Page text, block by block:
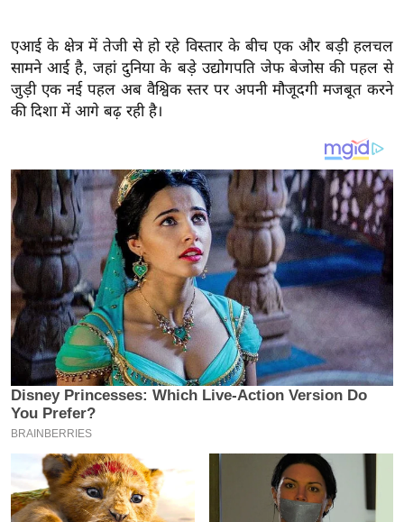
वि
शे
ष
ज्ञ
ब
ज
ट
खे
ल
क्रि
के
ट
I
P
L
0
2
एआई के क्षेत्र में तेजी से हो रहे विस्तार के बीच एक और बड़ी हलचल
सामने आई है, जहां दुनिया के बड़े उद्योगपति जेफ बेजोस की पहल से
जुड़ी एक नई पहल अब वैश्विक स्तर पर अपनी मौजूदगी मजबूत करने
की दिशा में आगे बढ़ रही है।